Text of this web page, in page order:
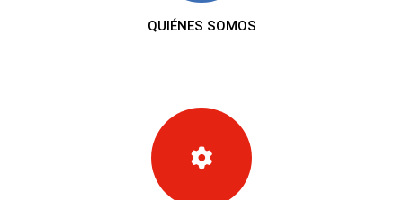
QUIÉNES SOMOS